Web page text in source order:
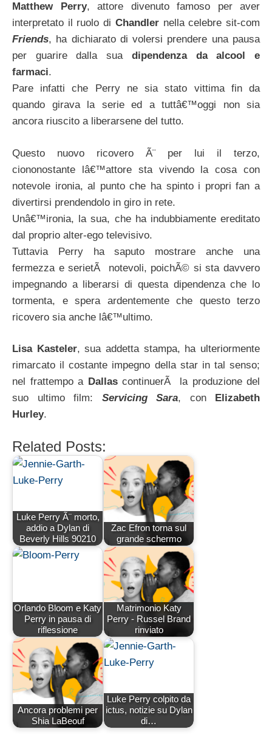
Matthew Perry, attore divenuto famoso per aver
interpretato il ruolo di Chandlernella celebre sit-com
Friends, ha dichiarato di volersi prendere una pausa
per guarire dalla sua dipendenza da alcool e
farmaci.
Pare infatti che Perry ne sia stato vittima fin da
quando girava la serie ed a tuttâ€™oggi non sia
ancora riuscito a liberarsene del tutto.
Questo nuovo ricovero Ã¨ per lui il terzo,
ciononostante lâ€™attore sta vivendo la cosa con
notevole ironia, al punto che ha spinto i propri fan a
divertirsi prendendolo in giro in rete.
Unâ€™ironia, la sua, che ha indubbiamente ereditato
dal proprio alter-ego televisivo.
Tuttavia Perry ha saputo mostrare anche una
fermezza e serietÃ notevoli, poichÃ© si sta davvero
impegnando a liberarsi di questa dipendenza che lo
tormenta, e spera ardentemente che questo terzo
ricovero sia anche lâ€™ultimo.
Lisa Kasteler, sua addetta stampa, ha ulteriormente
rimarcato il costante impegno della star in tal senso;
nel frattempo a DallascontinuerÃ la produzione del
suo ultimo film: Servicing Sara, con
Elizabeth
Hurley.
Related Posts:
Luke Perry Ã¨ morto,
addio a Dylan di
Beverly Hills 90210
Zac Efron torna sul
grande schermo
Orlando Bloom e Katy
Perry in pausa di
riflessione
Matrimonio Katy
Perry - Russel Brand
rinviato
Ancora problemi per
Shia LaBeouf
Luke Perry colpito da
ictus, notizie su Dylan
di…